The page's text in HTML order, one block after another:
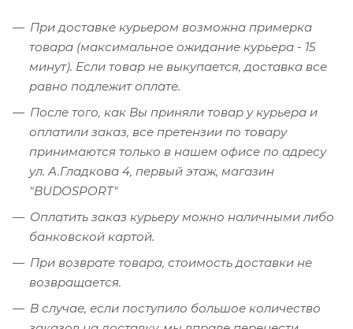
При доставке курьером возможна примерка
товара (максимальное ожидание курьера - 15
минут). Если товар не выкупается, доставка все
равно подлежит оплате.
После того, как Вы приняли товар у курьера и
оплатили заказ, все претензии по товару
принимаются только в нашем офисе по адресу
ул. А.Гладкова 4, первый этаж, магазин
"BUDOSPORT"
Оплатить заказ курьеру можно наличными либо
банковской картой.
При возврате товара, стоимость доставки не
возвращается.
В случае, если поступило большое количество